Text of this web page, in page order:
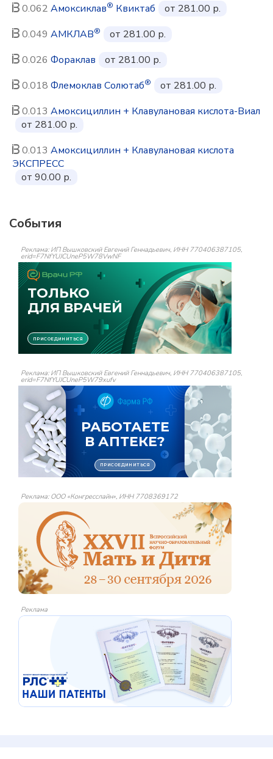
0.062 Амоксиклав® Квиктаб
от 281.00 р.
0.049 АМКЛАВ®
от 281.00 р.
0.026 Фораклав
от 281.00 р.
0.018 Флемоклав Солютаб®
от 281.00 р.
0.013 Амоксициллин + Клавулановая кислота-Виал
от 281.00 р.
0.013 Амоксициллин + Клавулановая кислота
ЭКСПРЕСС
от 90.00 р.
События
Реклама: ИП Вышковский Евгений Геннадьевич, ИНН 770406387105,
erid=F7NfYUJCUneP5W78VwNF
Реклама: ИП Вышковский Евгений Геннадьевич, ИНН 770406387105,
erid=F7NfYUJCUneP5W79xufv
Реклама: ООО «Конгресслайн», ИНН 7708369172
Реклама